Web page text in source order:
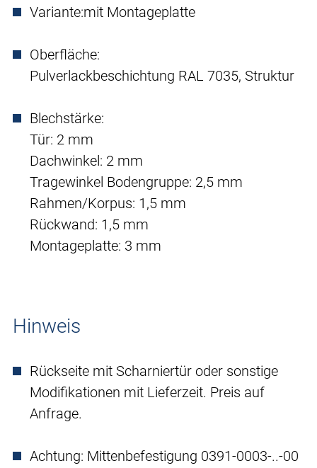
Variante:mit Montageplatte
Oberfläche:
Pulverlackbeschichtung RAL 7035, Struktur
Blechstärke:
Tür: 2 mm
Dachwinkel: 2 mm
Tragewinkel Bodengruppe: 2,5 mm
Rahmen/Korpus: 1,5 mm
Rückwand: 1,5 mm
Montageplatte: 3 mm
Hinweis
Rückseite mit Scharniertür oder sonstige
Modifikationen mit Lieferzeit. Preis auf
Anfrage.
Achtung: Mittenbefestigung 0391-0003-..-00